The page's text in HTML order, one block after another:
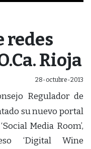
redes
Rioja
28-octubre-2013
Regulador de
su nuevo portal
Media Room’,
‘Digital Wine